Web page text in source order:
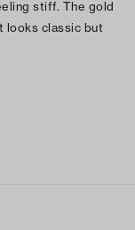
stiff. The gold
looks classic but
a relaxed look,
versatile and